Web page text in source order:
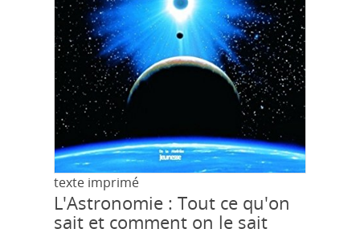
texte imprimé
L'Astronomie : Tout ce qu'on
sait et comment on le sait